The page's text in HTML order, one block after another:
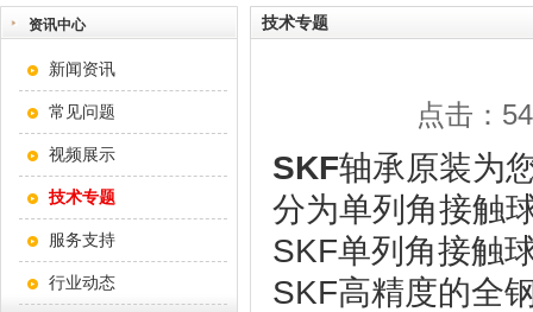
资讯中心
新闻资讯
常见问题
视频展示
技术专题
服务支持
行业动态
技术专题
点击：
SKF轴承原装为
分为单列角接触
SKF单列角接触
SKF高精度的全